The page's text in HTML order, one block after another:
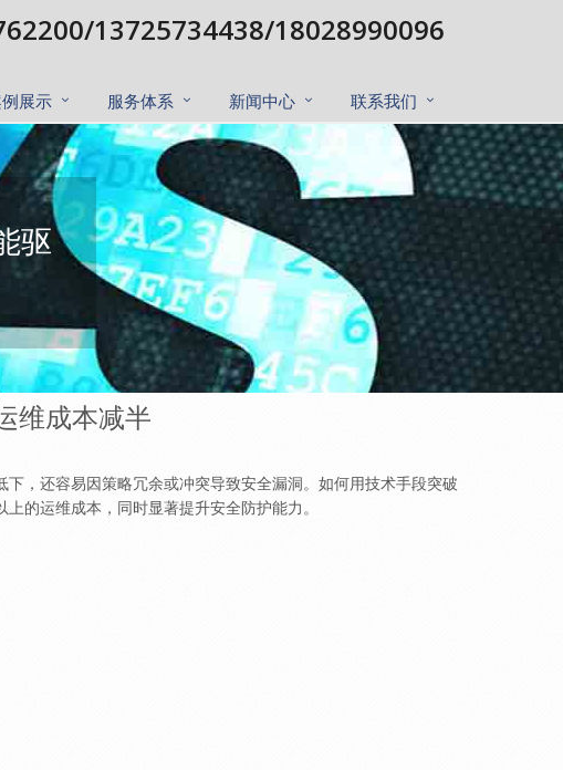
13725734438/18028990096
展示 服务体系 新闻中心 联系我们
驱
维成本减半
，还容易因策略冗余或冲突导致安全漏洞。如何用技术手段突破
的运维成本，同时显著提升安全防护能力。